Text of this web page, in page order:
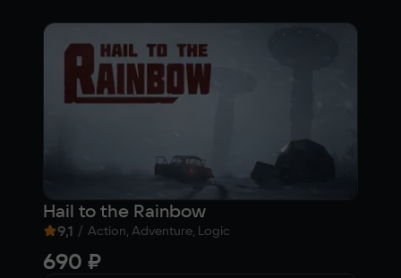
Hail to the Rainbow
9,1 / Action, Adventure, Logic
690 ₽